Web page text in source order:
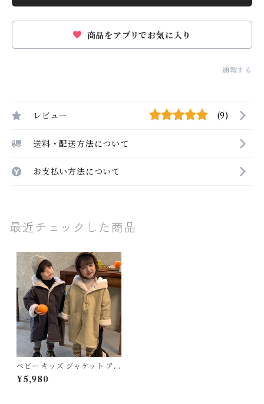
商品をアプリでお気に入り
通報する
レビュー (9)
送料・配送方法について
お支払い方法について
最近チェックした商品
ベビー キッズ ジャケット アウ
ター フード付き ポケット ボア
子ども服 男の子 女の子 長袖
¥5,980